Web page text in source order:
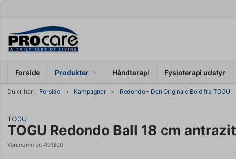
Forside Produkter Håndterapi Fysioterapi udstyr
Du er her: Forside Kampagner Redondo - Den Originale Bold fra TOGU
TOGU
TOGU Redondo Ball 18 cm antrazit
Varenummer: 491300